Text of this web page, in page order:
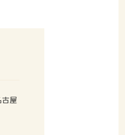
屋